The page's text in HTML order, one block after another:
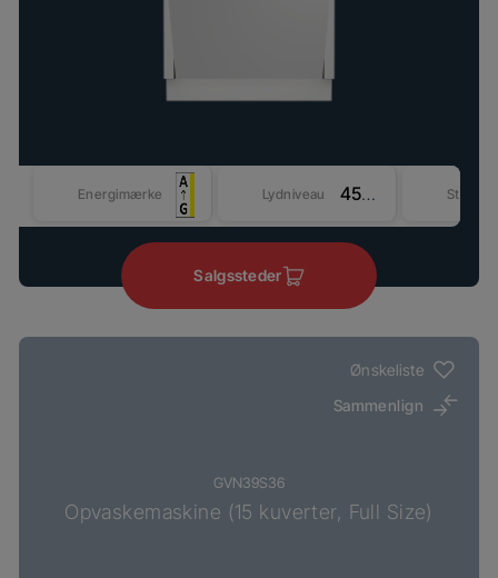
Energimærke Lydniveau 45 dBA
Salgssteder
Ønskeliste
Sammenlign
GVN39S36
Opvaskemaskine (15 kuverter, Full Size)